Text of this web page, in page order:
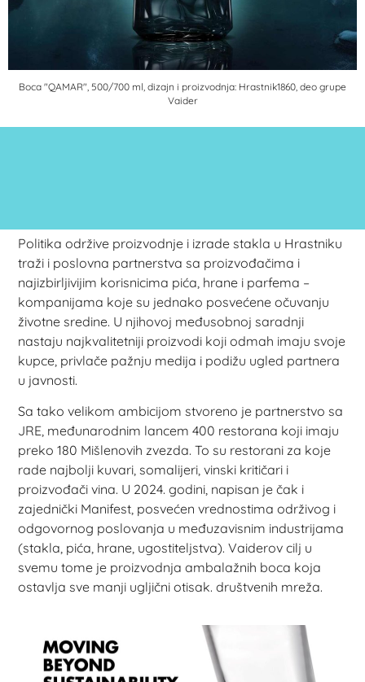
Boca "QAMAR", 500/700 ml, dizajn i proizvodnja: Hrastnik1860, deo grupe
Vaider
Politika održive proizvodnje i izrade stakla u Hrastniku
traži i poslovna partnerstva sa proizvođačima i
najizbirljivijim korisnicima pića, hrane i parfema –
kompanijama koje su jednako posvećene očuvanju
životne sredine. U njihovoj međusobnoj saradnji
nastaju najkvalitetniji proizvodi koji odmah imaju svoje
kupce, privlače pažnju medija i podižu ugled partnera
u javnosti.
Sa tako velikom ambicijom stvoreno je partnerstvo sa
JRE, međunarodnim lancem 400 restorana koji imaju
preko 180 Mišlenovih zvezda. To su restorani za koje
rade najbolji kuvari, somalijeri, vinski kritičari i
proizvođači vina. U 2024. godini, napisan je čak i
zajednički Manifest, posvećen vrednostima održivog i
odgovornog poslovanja u međuzavisnim industrijama
(stakla, pića, hrane, ugostiteljstva). Vaiderov cilj u
svemu tome je proizvodnja ambalažnih boca koja
ostavlja sve manji ugljični otisak. društvenih mreža.